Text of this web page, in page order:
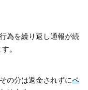
為を繰り返し通報が続
。
の分は返金されずにペ